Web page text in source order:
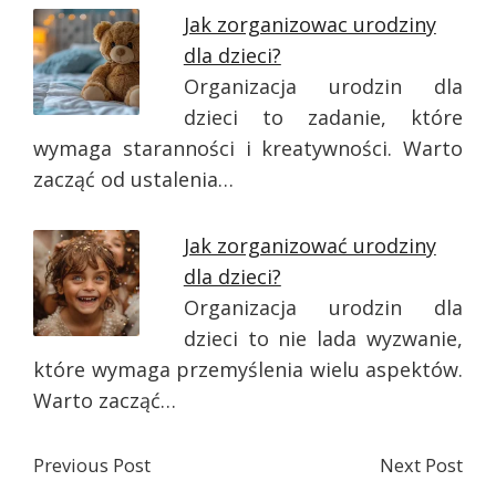
Jak zorganizowac urodziny
dla dzieci?
Organizacja urodzin dla
dzieci to zadanie, które
wymaga staranności i kreatywności. Warto
zacząć od ustalenia…
Jak zorganizować urodziny
dla dzieci?
Organizacja urodzin dla
dzieci to nie lada wyzwanie,
które wymaga przemyślenia wielu aspektów.
Warto zacząć…
Previous Post Next Post